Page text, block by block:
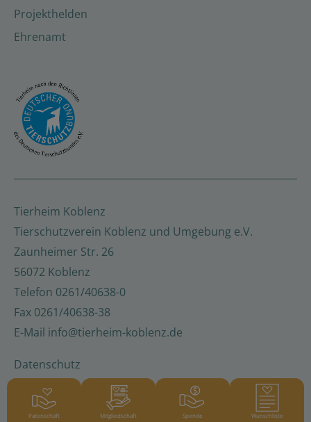
Projekthelden
Ehrenamt
Tierheim Koblenz
Tierschutzverein Koblenz und Umgebung e.V.
Zaunheimer Str. 26
56072 Koblenz
Telefon 0261/40638-0
Fax 0261/40638-38
E-Mail info@tierheim-koblenz.de
Datenschutz
Barrierefreiheitserklärung
Impressum
Patenschaft Mitgliedschaft Spende Wunschliste